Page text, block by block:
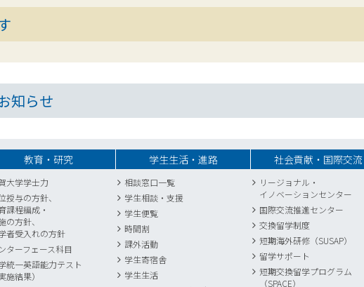
知らせ
教育・研究
大学学士力
授与の方針、
課程編成・
の方針、
者受入れの方針
ターフェース科目
統一英語能力テスト
施結果）
学生生活・進路
相談窓口一覧
学生相談・支援
学生便覧
時間割
課外活動
学生寄宿舎
学生生活
社会貢献・国際交流
リージョナル・
イノベーションセンター
国際交流推進センター
交換留学制度
短期海外研修（SUSAP）
留学サポート
短期交換留学プログラム
（SPACE）